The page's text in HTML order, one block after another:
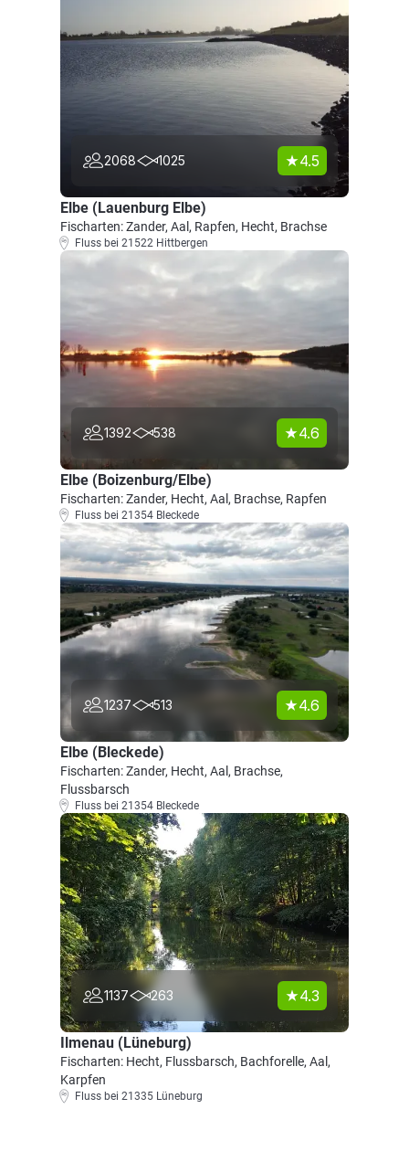
2068 1025 4.5
Elbe (Lauenburg Elbe)
Fischarten: Zander, Aal, Rapfen, Hecht, Brachse
Fluss bei 21522 Hittbergen
1392 538 4.6
Elbe (Boizenburg/Elbe)
Fischarten: Zander, Hecht, Aal, Brachse, Rapfen
Fluss bei 21354 Bleckede
1237 513 4.6
Elbe (Bleckede)
Fischarten: Zander, Hecht, Aal, Brachse,
Flussbarsch
Fluss bei 21354 Bleckede
1137 263 4.3
Ilmenau (Lüneburg)
Fischarten: Hecht, Flussbarsch, Bachforelle, Aal,
Karpfen
Fluss bei 21335 Lüneburg